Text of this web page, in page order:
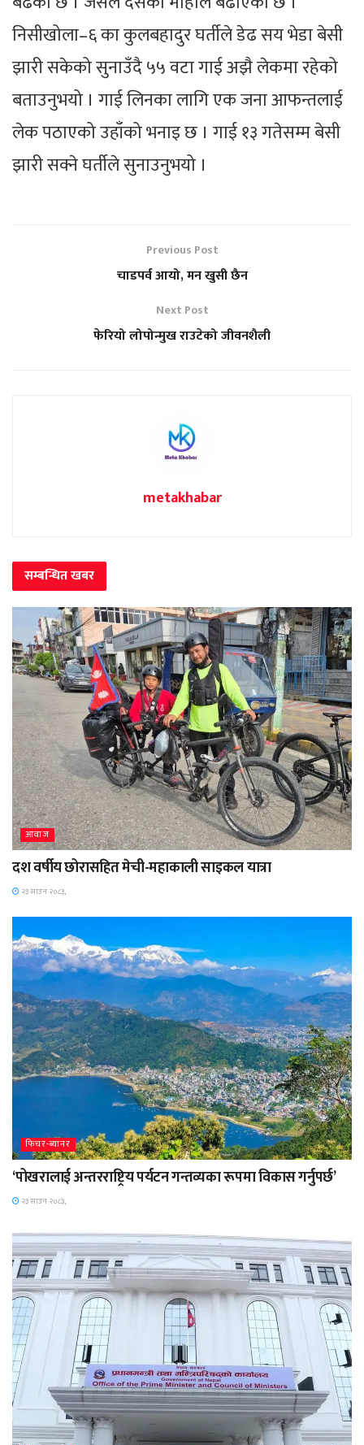
निसीखोला–६ का कुलबहादुर घर्तीले डेढ सय भेडा बेसी
झारी सकेको सुनाउँदै ५५ वटा गाई अझै लेकमा रहेको
बताउनुभयो । गाई लिनका लागि एक जना आफन्तलाई
लेक पठाएको उहाँको भनाइ छ । गाई १३ गतेसम्म बेसी
झारी सक्ने घर्तीले सुनाउनुभयो ।
Previous Post
चाडपर्व आयो, मन खुसी छैन
Next Post
फेरियो लोपोन्मुख राउटेको जीवनशैली
metakhabar
सम्बन्धितखबर
आवाज
दश वर्षीय छोरासहित मेची-महाकाली साइकल यात्रा
२३ साउन २०८३,
फिचर-ब्यानर
‘पोखरालाई अन्तरराष्ट्रिय पर्यटन गन्तव्यका रूपमा विकास गर्नुपर्छ’
२३ साउन २०८३,